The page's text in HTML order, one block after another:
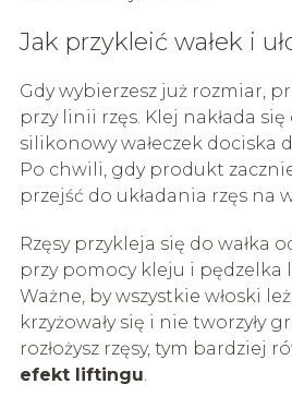
Jak przykleić wałek i
Gdy wybierzesz już rozmiar,
przy linii rzęs. Klej nakłada
silikonowy wałeczek dociska
Po chwili, gdy produkt
przejść do układania rzęs na
Rzęsy przykleja się do wałka
przy pomocy kleju i pędzelka
Ważne, by wszystkie włoski
krzyżowały się i nie tworzyły
rozłożysz rzęsy, tym bardziej
efekt liftingu.